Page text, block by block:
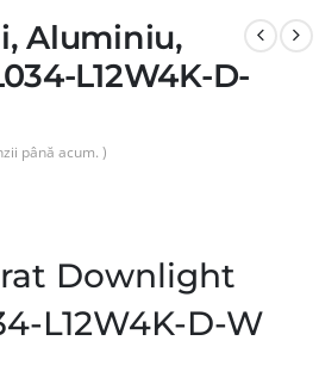
Aluminiu,
L12W4K-D-
până acum. )
Downlight
L12W4K-D-W